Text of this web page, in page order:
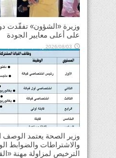
وزيرة «الشؤون» تفقّدت
على أعلى معايير الجودة
2026/08/03
وزير الصحة يعتمد الوصف
والاشتراطات والضوابط
الترخيص لمزاولة مهنة